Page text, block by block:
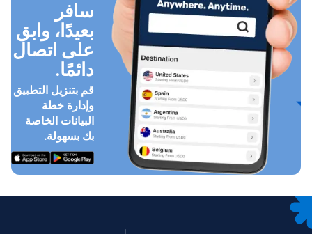
سافر
بعيدًا، وابق
على اتصال
دائمًا.
قم بتنزيل التطبيق
وإدارة خطة
البيانات الخاصة
بك بسهولة.